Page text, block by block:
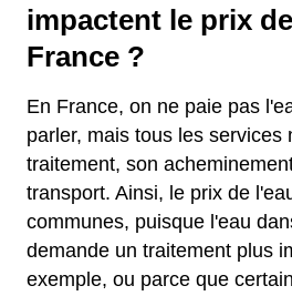
impactent le prix
France ?
En France, on ne paie pas
parler, mais tous les services
traitement, son
transport. Ainsi, le prix de
communes, puisque l'eau
demande un traitement plus
exemple, ou parce que